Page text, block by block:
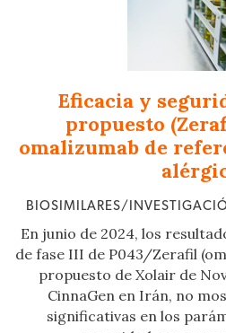
Eficacia y
propuesto
omalizumab de
BIOSIMILARES/
En junio de 2024, los
de fase III de P043/Zerafil
propuesto de Xolair de
CinnaGen en Irán, no
significativas en los